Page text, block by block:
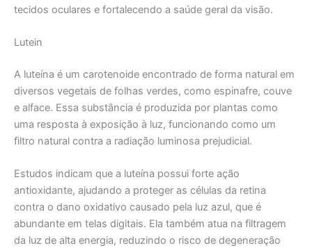
tecidos oculares e fortalecendo a saúde geral da visão.
Lutein
A luteína é um carotenoide encontrado de forma natural em
diversos vegetais de folhas verdes, como espinafre, couve
e alface. Essa substância é produzida por plantas como
uma resposta à exposição à luz, funcionando como um
filtro natural contra a radiação luminosa prejudicial.
Estudos indicam que a luteína possui forte ação
antioxidante, ajudando a proteger as células da retina
contra o dano oxidativo causado pela luz azul, que é
abundante em telas digitais. Ela também atua na filtragem
da luz de alta energia, reduzindo o risco de degeneração